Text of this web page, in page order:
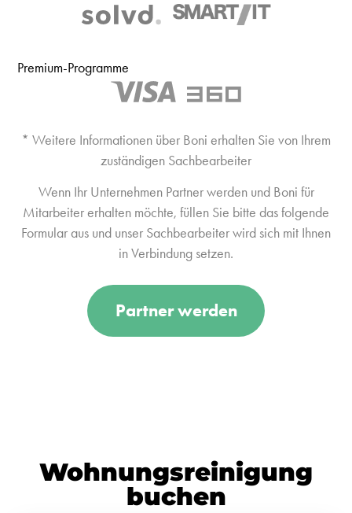
Premium-Programme
* Weitere Informationen über Boni erhalten Sie von Ihrem
zuständigen Sachbearbeiter
Wenn Ihr Unternehmen Partner werden und Boni für
Mitarbeiter erhalten möchte, füllen Sie bitte das folgende
Formular aus und unser Sachbearbeiter wird sich mit Ihnen
in Verbindung setzen.
Partner werden
Wohnungsreinigung
buchen